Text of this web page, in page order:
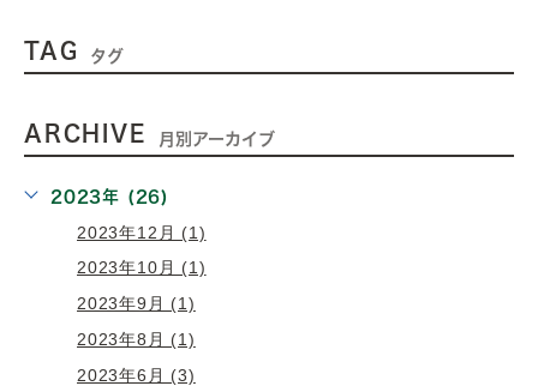
TAG タグ
ARCHIVE 月別アーカイブ
2023年 (26)
2023年12月 (1)
2023年10月 (1)
2023年9月 (1)
2023年8月 (1)
2023年6月 (3)